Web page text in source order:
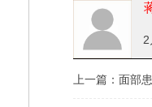
上一篇： 面部